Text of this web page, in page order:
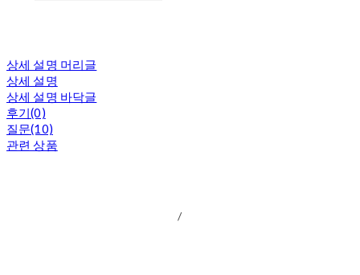
상세 설명 머리글
상세 설명
상세 설명 바닥글
후기(0)
질문(10)
관련 상품
/